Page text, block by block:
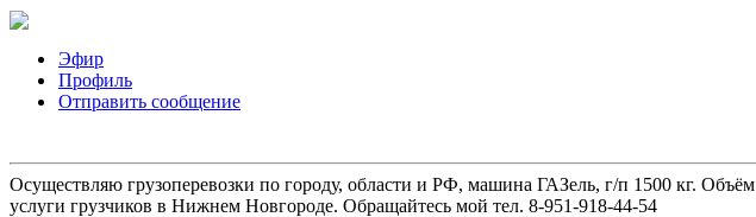
Эфир
Профиль
Отправить сообщение
Осуществляю грузоперевозки по городу, области и РФ, машина ГАЗель, г/п 1500 кг.
услуги грузчиков в Нижнем Новгороде. Обращайтесь мой тел. 8-951-918-44-54